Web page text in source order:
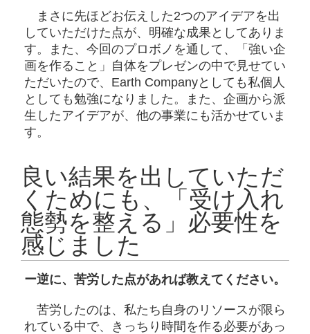
まさに先ほどお伝えした2つのアイデアを出
していただけた点が、明確な成果としてありま
す。また、今回のプロボノを通して、「強い企
画を作ること」自体をプレゼンの中で見せてい
ただいたので、Earth Companyとしても私個人
としても勉強になりました。また、企画から派
生したアイデアが、他の事業にも活かせていま
す。
良い結果を出していただ
くためにも、「受け入れ
態勢を整える」必要性を
感じました
ー逆に、苦労した点があれば教えてください。
苦労したのは、私たち自身のリソースが限ら
れている中で、きっちり時間を作る必要があっ